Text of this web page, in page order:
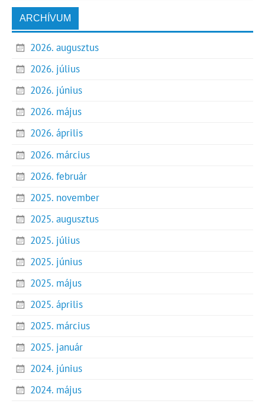
ARCHÍVUM
2026. augusztus
2026. július
2026. június
2026. május
2026. április
2026. március
2026. február
2025. november
2025. augusztus
2025. július
2025. június
2025. május
2025. április
2025. március
2025. január
2024. június
2024. május